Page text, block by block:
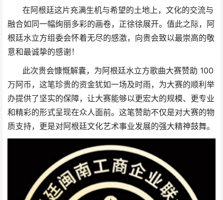
在阿根廷这片充满生机与希望的土地上，文化的交流与
融合如同一幅绚丽多彩的画卷，正徐徐展开。值此之际，阿
根廷水立方组委会怀着无尽的感激，向贵会致以最崇高的敬
意和最诚挚的感谢！
此次贵会慷慨解囊，为阿根廷水立方歌曲大赛赞助 100
万阿币，这笔珍贵的资金犹如一场及时雨，为大赛的顺利举
办提供了坚实的保障，让大赛能够以更宏大的规模、更专业
和精彩的形式呈现在众人面前。这笔赞助不仅是对大赛的物
质支持，更是对阿根廷文化艺术事业发展的强大精神鼓舞。